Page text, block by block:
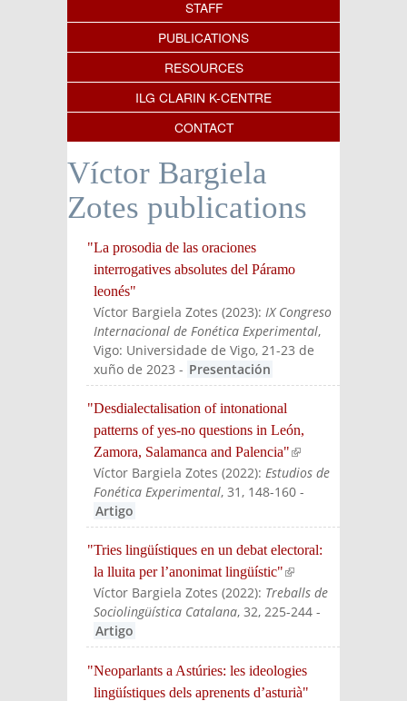
STAFF
PUBLICATIONS
RESOURCES
ILG CLARIN K-CENTRE
CONTACT
Víctor Bargiela
Zotes publications
"La prosodia de las oraciones
interrogatives absolutes del Páramo
leonés"
Víctor Bargiela Zotes (2023): IX Congreso
Internacional de Fonética Experimental,
Vigo: Universidade de Vigo, 21-23 de
xuño de 2023 - Presentación
"Desdialectalisation of intonational
patterns of yes-no questions in León,
Zamora, Salamanca and Palencia"(link is
external
)
Víctor Bargiela Zotes (2022):Estudios de
Fonética Experimental, 31, 148-160 -
Artigo
"Tries lingüístiques en un debat electoral:
la lluita per l’anonimat lingüístic"(link is
external)
Víctor Bargiela Zotes (2022): Treballs de
Sociolingüística Catalana, 32, 225-244 -
Artigo
"Neoparlants a Astúries: les ideologies
lingüístiques dels aprenents d’asturià"